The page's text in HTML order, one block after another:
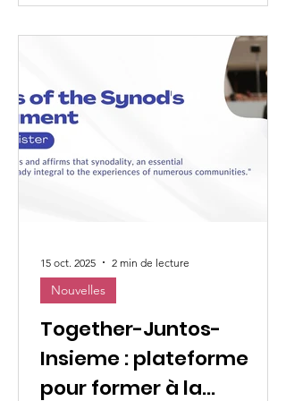
de 16 pays africains, parmi lesquelles
des laïques issues d'organisations
membres de l'UMOFC et des
religieuses de différentes
congrégations. Au cours de quatre
jours de format
Together-Juntos-
Insieme : plateforme
pour former à la
Nouvelles
15 oct. 2025 2 min de lecture